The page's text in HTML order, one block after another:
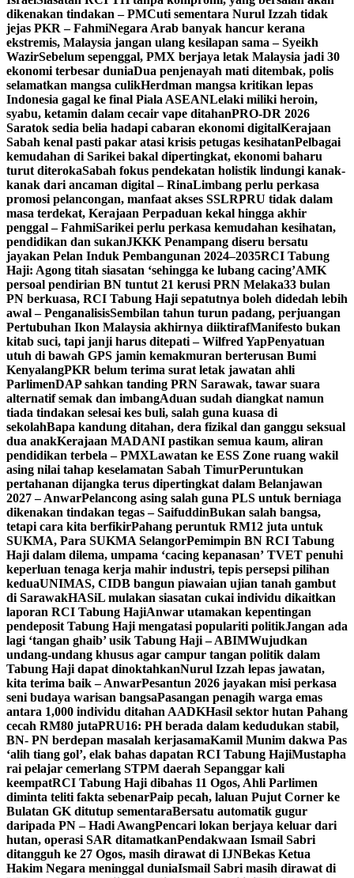
dikenakan tindakan – PMCuti sementara Nurul Izzah tidak
jejas PKR – FahmiNegara Arab banyak hancur kerana
ekstremis, Malaysia jangan ulang kesilapan sama – Syeikh
WazirSebelum sepenggal, PMX berjaya letak Malaysia jadi 30
ekonomi terbesar duniaDua penjenayah mati ditembak, polis
selamatkan mangsa culikHerdman mangsa kritikan lepas
Indonesia gagal ke final Piala ASEANLelaki miliki heroin,
syabu, ketamin dalam cecair vape ditahanPRO-DR 2026
Saratok sedia belia hadapi cabaran ekonomi digitalKerajaan
Sabah kenal pasti pakar atasi krisis petugas kesihatanPelbagai
kemudahan di Sarikei bakal dipertingkat, ekonomi baharu
turut diterokaSabah fokus pendekatan holistik lindungi kanak-
kanak dari ancaman digital – RinaLimbang perlu perkasa
promosi pelancongan, manfaat akses SSLRPRU tidak dalam
masa terdekat, Kerajaan Perpaduan kekal hingga akhir
penggal – FahmiSarikei perlu perkasa kemudahan kesihatan,
pendidikan dan sukanJKKK Penampang diseru bersatu
jayakan Pelan Induk Pembangunan 2024–2035RCI Tabung
Haji: Agong titah siasatan ‘sehingga ke lubang cacing’AMK
persoal pendirian BN tuntut 21 kerusi PRN Melaka33 bulan
PN berkuasa, RCI Tabung Haji sepatutnya boleh didedah lebih
awal – PenganalisisSembilan tahun turun padang, perjuangan
Pertubuhan Ikon Malaysia akhirnya diiktirafManifesto bukan
kitab suci, tapi janji harus ditepati – Wilfred YapPenyatuan
utuh di bawah GPS jamin kemakmuran berterusan Bumi
KenyalangPKR belum terima surat letak jawatan ahli
ParlimenDAP sahkan tanding PRN Sarawak, tawar suara
alternatif semak dan imbangAduan sudah diangkat namun
tiada tindakan selesai kes buli, salah guna kuasa di
sekolahBapa kandung ditahan, dera fizikal dan ganggu seksual
dua anakKerajaan MADANI pastikan semua kaum, aliran
pendidikan terbela – PMXLawatan ke ESS Zone ruang wakil
asing nilai tahap keselamatan Sabah TimurPeruntukan
pertahanan dijangka terus dipertingkat dalam Belanjawan
2027 – AnwarPelancong asing salah guna PLS untuk berniaga
dikenakan tindakan tegas – SaifuddinBukan salah bangsa,
tetapi cara kita berfikirPahang peruntuk RM12 juta untuk
SUKMA, Para SUKMA SelangorPemimpin BN RCI Tabung
Haji dalam dilema, umpama ‘cacing kepanasan’ TVET penuhi
keperluan tenaga kerja mahir industri, tepis persepsi pilihan
keduaUNIMAS, CIDB bangun piawaian ujian tanah gambut
di SarawakHASiL mulakan siasatan cukai individu dikaitkan
laporan RCI Tabung HajiAnwar utamakan kepentingan
pendeposit Tabung Haji mengatasi populariti politikJangan ada
lagi ‘tangan ghaib’ usik Tabung Haji – ABIMWujudkan
undang-undang khusus agar campur tangan politik dalam
Tabung Haji dapat dinoktahkanNurul Izzah lepas jawatan,
kita terima baik – AnwarPesantun 2026 jayakan misi perkasa
seni budaya warisan bangsaPasangan penagih warga emas
antara 1,000 individu ditahan AADKHasil sektor hutan Pahang
cecah RM80 jutaPRU16: PH berada dalam kedudukan stabil,
BN- PN berdepan masalah kerjasamaKamil Munim dakwa Pas
‘alih tiang gol’, elak bahas dapatan RCI Tabung HajiMustapha
rai pelajar cemerlang STPM daerah Sepanggar kali
keempatRCI Tabung Haji dibahas 11 Ogos, Ahli Parlimen
diminta teliti fakta sebenarPaip pecah, laluan Pujut Corner ke
Bulatan GK ditutup sementaraBersatu automatik gugur
daripada PN – Hadi AwangPencari lokan berjaya keluar dari
hutan, operasi SAR ditamatkanPendakwaan Ismail Sabri
ditangguh ke 27 Ogos, masih dirawat di IJNBekas Ketua
Hakim Negara meninggal duniaIsmail Sabri masih dirawat di